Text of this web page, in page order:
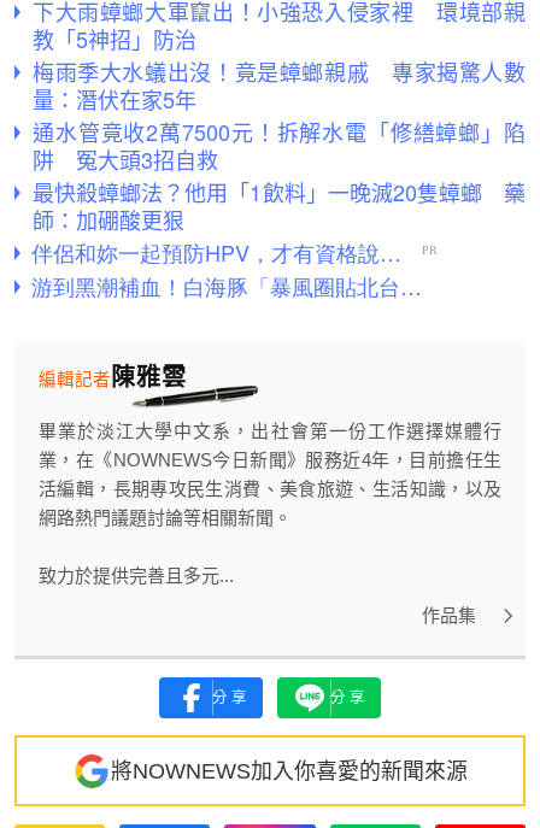
下大雨蟑螂大軍竄出！小強恐入侵家裡 環境部親
教「5神招」防治
梅雨季大水蟻出沒！竟是蟑螂親戚 專家揭驚人數
量：潛伏在家5年
通水管竟收2萬7500元！拆解水電「修繕蟑螂」陷
阱 冤大頭3招自救
最快殺蟑螂法？他用「1飲料」一晚滅20隻蟑螂 藥
師：加硼酸更狠
陳雅雲
編輯記者
畢業於淡江大學中文系，出社會第一份工作選擇媒體行
業，在《NOWNEWS今日新聞》服務近4年，目前擔任生
活編輯，長期專攻民生消費、美食旅遊、生活知識，以及
網路熱門議題討論等相關新聞。
致力於提供完善且多元...
作品集
分享 分享
將NOWNEWS加入你喜愛的新聞來源